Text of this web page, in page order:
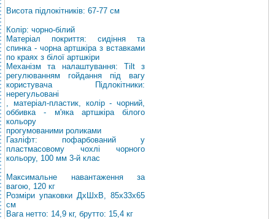
Висота підлокітників: 67-77 см
Колір: чорно-білий
Матеріал покриття: сидіння та
спинка - чорна артшкіра з вставками
по краях з білої артшкіри
Механізм та налаштування: Tilt з
регулюванням гойдання під вагу
користувача Підлокітники:
нерегульовані
, матеріал-пластик, колір - чорний,
оббивка - м'яка артшкіра білого
кольору
прогумованими роликами
Газліфт: пофарбований у
пластмасовому чохлі чорного
кольору, 100 мм 3-й клас
Максимальне навантаження за
вагою, 120 кг
Розміри упаковки ДхШхВ, 85х33х65
см
Вага нетто: 14,9 кг, брутто: 15,4 кг